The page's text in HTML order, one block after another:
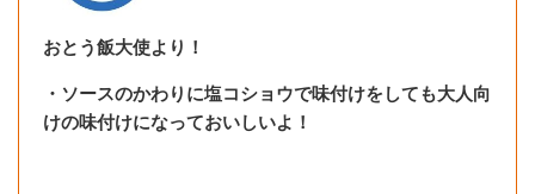
おとう飯大使より！
・ソースのかわりに塩コショウで味付けをしても大人向
けの味付けになっておいしいよ！